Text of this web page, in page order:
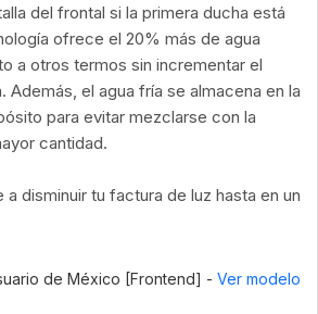
del frontal si la primera ducha está
ofrece el 20% más de agua
a otros termos sin incrementar el
Además, el agua fría se almacena en la
para evitar mezclarse con la
cantidad.
a disminuir tu factura de luz hasta en un
de México [Frontend] - Ver modelo